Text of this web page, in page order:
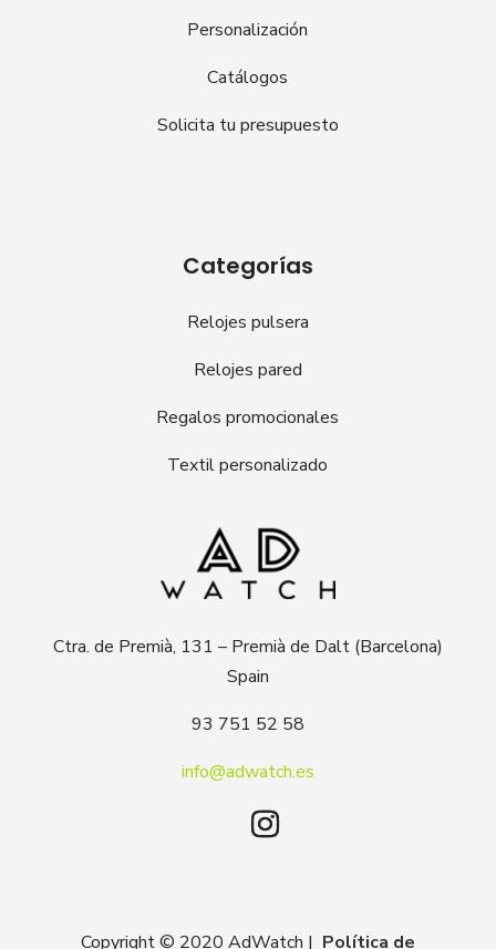
Personalización
Catálogos
Solicita tu presupuesto
Categorías
Relojes pulsera
Relojes pared
Regalos promocionales
Textil personalizado
Ctra. de Premià, 131 – Premià de Dalt (Barcelona)
Spain
93 751 52 58
info@adwatch.es
Copyright © 2020 AdWatch | Política de